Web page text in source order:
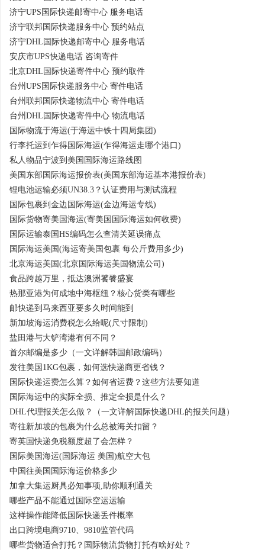
济宁UPS国际快递邮寄中心 服务电话
济宁联邦国际快递服务中心 预约站点
济宁DHL国际快递邮寄中心 服务电话
安庆市UPS快递电话 咨询寄件
北京DHL国际快递寄件中心 预约取件
台州UPS国际快递服务中心 寄件电话
台州联邦国际快递物流中心 寄件电话
台州DHL国际快递寄件中心 物流电话
国际物流于海运(于海运中铁十四局集团)
行李托运到乍得国际海运(乍得海运走哪个港口)
私人物品宁波到美国国际海运路线图
美国东部国际海运报价表(美国东部海运基本港报价表)
锂电池运输必须UN38.3？认证费用与测试流程
国际包裹到金边国际海运(金边海运专线)
国际货物寄美国海运(寄美国国际海运如何收费)
国际运输泰国HS编码怎么查清关延误痛点
国际海运美国(海运寄美国包裹 每公斤费用多少)
北京海运美国(北京国际海运美国物流公司)
食品跨越万里，抵达澳洲饕餮盛宴
热那亚港为何成地中海枢纽？核心货类有哪些
邮快递到马来西亚要多久时间能到
新加坡海运消费税怎么给呢(尺寸限制)
盐田港与大铲湾港有何不同？
首尔邮编是多少（一文详解韩国邮政编码）
发往美国1KG包裹，如何选快递商更省钱？
国际快递运费怎么算？如何省运费？这些方法要知道
国际海运中的实际全损、推定全损是什么？
DHL代理报关怎么做？（一文详解国际快递DHL的报关问题）
寄往新加坡的包裹为什么总被海关扣留？
寄英国快递免税额度超了会怎样？
国际美国海运(国际海运 美国)航空大包
中国往美国国际海运价格多少
加拿大集运厨具必知事项,助你顺利通关
哪些产品不能通过国际空运运输
这样操作能降低国际快递丢件概率
出口跨境电商9710、9810监管代码
哪些货物适合打托？国际物流货物打托有啥好处？